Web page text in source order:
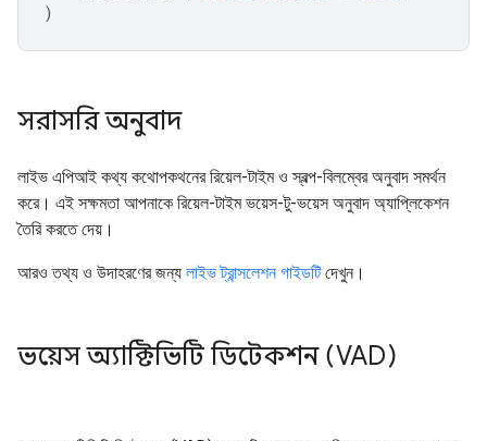
)
সরাসরি অনুবাদ
লাইভ এপিআই কথ্য কথোপকথনের রিয়েল-টাইম ও স্বল্প-বিলম্বের অনুবাদ সমর্থন
করে। এই সক্ষমতা আপনাকে রিয়েল-টাইম ভয়েস-টু-ভয়েস অনুবাদ অ্যাপ্লিকেশন
তৈরি করতে দেয়।
আরও তথ্য ও উদাহরণের জন্য লাইভ ট্রান্সলেশন গাইডটিদেখুন।
ভয়েস অ্যাক্টিভিটি ডিটেকশন (VAD)